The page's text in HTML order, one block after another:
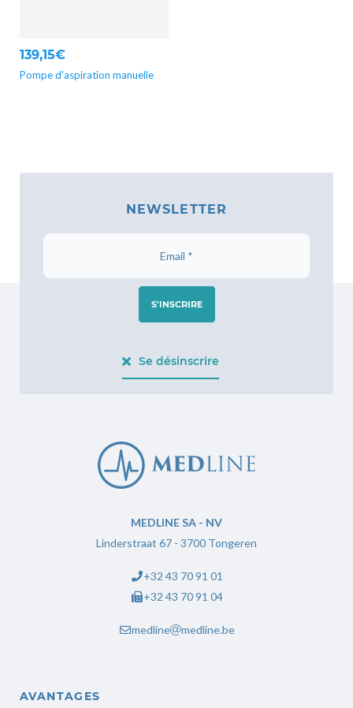
139,15€
Pompe d'aspiration manuelle
NEWSLETTER
S'INSCRIRE
Se désinscrire
MEDLINE SA - NV
Linderstraat 67 - 3700 Tongeren
+32 43 70 91 01
+32 43 70 91 04
medline medline.be
AVANTAGES